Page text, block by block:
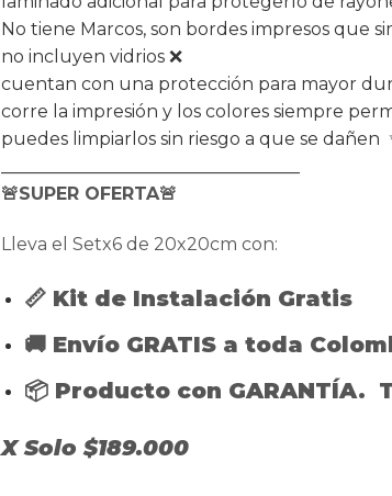
No tiene Marcos, son bordes impresos que
no incluyen vidrios ❌
cuentan con una protección para mayor
corre la impresión y los colores siempre
puedes limpiarlos sin riesgo a que se dañen
🚨SUPER OFERTA🚨
Lleva el Setx6 de 20x20cm con:
📏 Kit de Instalación Gratis
🚚 Envío GRATIS a toda
📦 Producto con GARANTÍA.
X Solo $189.000